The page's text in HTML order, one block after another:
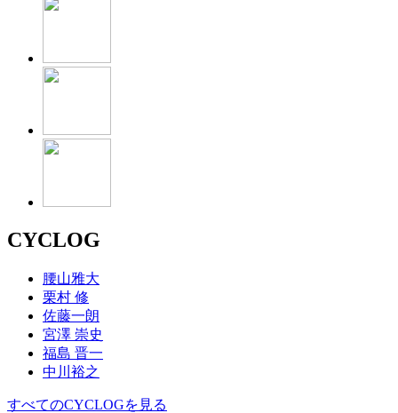
CYCLOG
腰山雅大
栗村 修
佐藤一朗
宮澤 崇史
福島 晋一
中川裕之
すべてのCYCLOGを見る